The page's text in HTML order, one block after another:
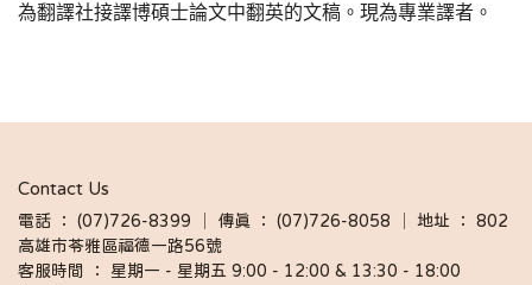
為翻譯社接譯博碩士論文中翻英的文稿。現為專業譯者。
Contact Us
電話 ： (07)726-8399 │ 傳真 ： (07)726-8058 │ 地址 ： 802
高雄市苓雅區福德一路56號
客服時間 ： 星期一 - 星期五 9:00 - 12:00 & 13:30 - 18:00